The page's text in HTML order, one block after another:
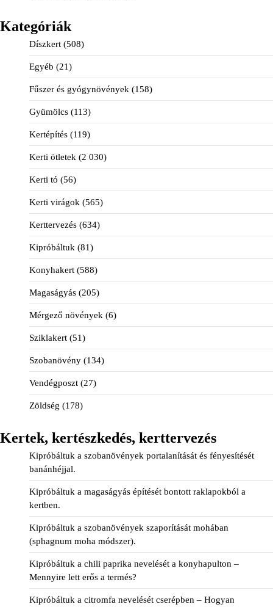
Kategóriák
Díszkert (508)
Egyéb (21)
Fűszer és gyógynövények (158)
Gyümölcs (113)
Kertépítés (119)
Kerti ötletek (2 030)
Kerti tó (56)
Kerti virágok (565)
Kerttervezés (634)
Kipróbáltuk (81)
Konyhakert (588)
Magaságyás (205)
Mérgező növények (6)
Sziklakert (51)
Szobanövény (134)
Vendégposzt (27)
Zöldség (178)
Kertek, kertészkedés, kerttervezés
Kipróbáltuk a szobanövények portalanítását és fényesítését
banánhéjjal.
Kipróbáltuk a magaságyás építését bontott raklapokból a
kertben.
Kipróbáltuk a szobanövények szaporítását mohában
(sphagnum moha módszer).
Kipróbáltuk a chili paprika nevelését a konyhapulton –
Mennyire lett erős a termés?
Kipróbáltuk a citromfa nevelését cserépben – Hogyan